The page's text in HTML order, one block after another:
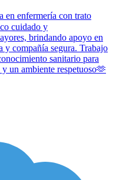
en enfermería con trato
cuidado y
brindando apoyo en
y compañía segura. Trabajo
sanitario para
un ambiente respetuoso🫶